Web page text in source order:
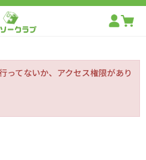
ってないか、アクセス権限があり